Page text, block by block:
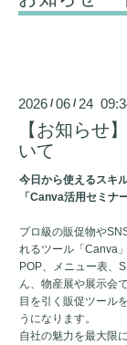
2026 /06 / 24
【お知らせ
いて
今日から使えるスキ
「Canva活用セミナー
プロ級の販促物や
れるツール「Canva
POP 、メニュー表、
ん、物産展や展示会
目を引く販促ツール
うになります。
自社の魅力を最大限